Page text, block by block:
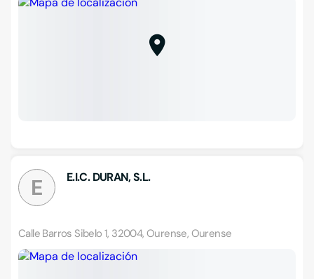
E E.I.C. DURAN, S.L.
Calle Barros Sibelo 1, 32004, Ourense, Ourense